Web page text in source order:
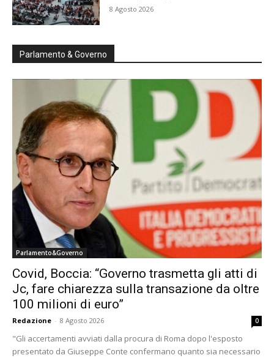
8 Agosto 2026
Parlamento & Governo
Parlamento&Governo
Covid, Boccia: “Governo trasmetta gli atti di
Jc, fare chiarezza sulla transazione da oltre
100 milioni di euro”
Redazione - 8 Agosto 2026 0
"Gli accertamenti avviati dalla procura di Roma dopo l'esposto
presentato da Giuseppe Conte confermano quanto sia necessario